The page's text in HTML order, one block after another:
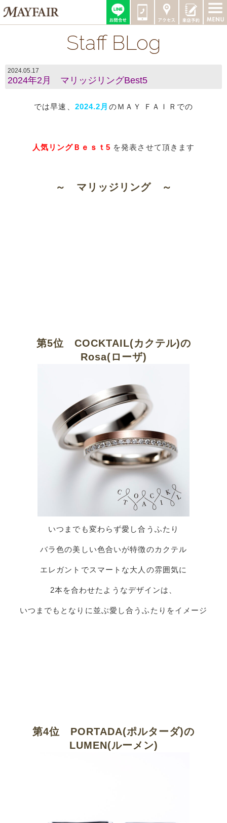
Staff BLog
2024.05.17
2024年2月 マリッジリングBest5
では早速、 2024.2月 のＭＡＹ ＦＡＩＲでの
人気リングＢｅｓｔ5 を発表させて頂きます​
～ マリッジリング ～
第5位 COCKTAIL(カクテル)の
Rosa(ローザ)
いつまでも変わらず愛し合うふたり
バラ色の美しい色合いが特徴のカクテル
エレガントでスマートな大人の雰囲気に
2本を合わせたようなデザインは、
いつまでもとなりに並ぶ愛し合うふたりをイメージ
第4位 PORTADA(ポルターダ)の
LUMEN(ルーメン)